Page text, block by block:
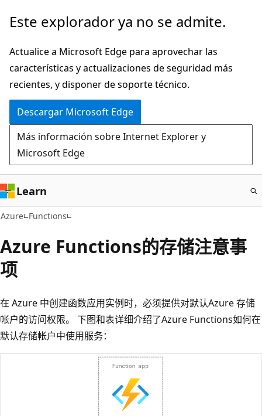
Ir
contenido
principal
Este explorador ya no se admite.
Actualice a Microsoft Edge para aprovechar las
características y actualizaciones de seguridad más
recientes, y disponer de soporte técnico.
Descargar Microsoft Edge
Más información sobre Internet Explorer y
Microsoft Edge
Learn
Azure Functions
Azure Functions的存储注意事
项
在 Azure 中创建函数应用实例时，必须提供对默认Azure 存储
帐户的访问权限。 下图和表详细介绍了Azure Functions如何在
默认存储帐户中使用服务：